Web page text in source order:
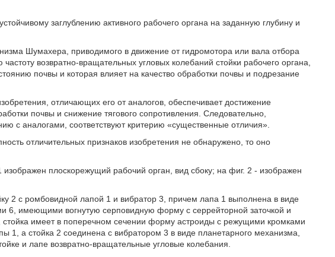
заглублению активного рабочего органа на заданную глубину и
Шумахера, приводимого в движение от гидромотора или вала отбора
возвратно-вращательных угловых колебаний стойки рабочего органа,
почвы и которая влияет на качество обработки почвы и подрезание
отличающих его от аналогов, обеспечивает достижение
почвы и снижение тягового сопротивления. Следовательно,
с аналогами, соответствуют критерию «существенные отличия».
отличительных признаков изобретения не обнаружено, то оно
плоскорежущий рабочий орган, вид сбоку; на фиг. 2 - изображен
2 с ромбовидной лапой 1 и вибратор 3, причем лапа 1 выполнена в виде
6, имеющими вогнутую серповидную форму с серрейторной заточкой и
стойка имеет в поперечном сечении форму астроиды с режущими кромками
1, а стойка 2 соединена с вибратором 3 в виде планетарного механизма,
и лапе возвратно-вращательные угловые колебания.